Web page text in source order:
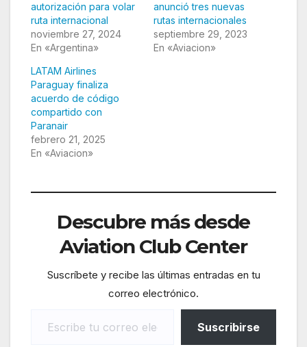
autorización para volar
ruta internacional
noviembre 27, 2024
En «Argentina»
anunció tres nuevas
rutas internacionales
septiembre 29, 2023
En «Aviacion»
LATAM Airlines
Paraguay finaliza
acuerdo de código
compartido con
Paranair
febrero 21, 2025
En «Aviacion»
Descubre más desde
Aviation Club Center
Suscríbete y recibe las últimas entradas en tu
correo electrónico.
Suscribirse